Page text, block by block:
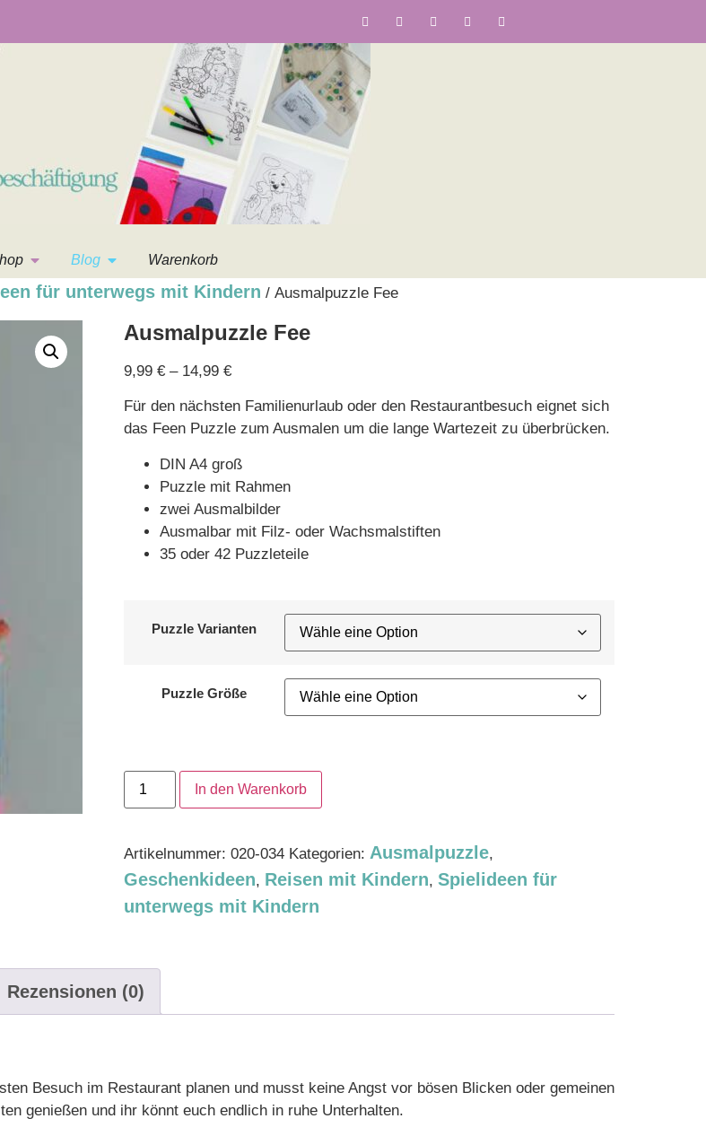
Blog Warenkorb
für unterwegs mit Kindern / Ausmalpuzzle Fee
Ausmalpuzzle Fee
9,99 € – 14,99 €
Für den nächsten Familienurlaub oder den Restaurantbesuch eignet sich
das Feen Puzzle zum Ausmalen um die lange Wartezeit zu überbrücken.
DIN A4 groß
Puzzle mit Rahmen
zwei Ausmalbilder
Ausmalbar mit Filz- oder Wachsmalstiften
35 oder 42 Puzzleteile
Puzzle Varianten
Puzzle Größe
In den Warenkorb
Artikelnummer: 020-034 Kategorien: Ausmalpuzzle,
Geschenkideen, Reisen mit Kindern, Spielideen für
unterwegs mit Kindern
Rezensionen (0)
Besuch im Restaurant planen und musst keine Angst vor bösen Blicken oder gemeinen
genießen und ihr könnt euch endlich in ruhe Unterhalten.